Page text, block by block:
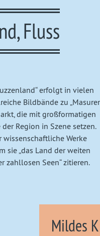
Wege
in
ein
fast
vergessenes
Land
Fluss
erfolgt in vielen
Bildbände zu
die mit großformatigen
Region in Szene setzen.
Werke
sie „das Land der weiten
zahllosen Seen“ zitieren.
Mildes